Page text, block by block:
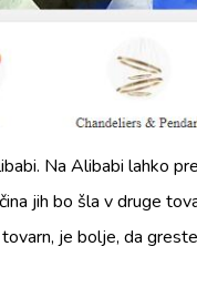
Na Alibabi lahko
jih bo šla v druge
je bolje, da